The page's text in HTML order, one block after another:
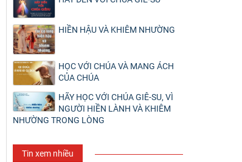
HIỀN HẬU VÀ KHIÊM NHƯỜNG
HỌC VỚI CHÚA VÀ MANG ÁCH
CỦA CHÚA
HÃY HỌC VỚI CHÚA GIÊ-SU, VÌ
NGƯỜI HIỀN LÀNH VÀ KHIÊM
NHƯỜNG TRONG LÒNG
Tin xem nhiều